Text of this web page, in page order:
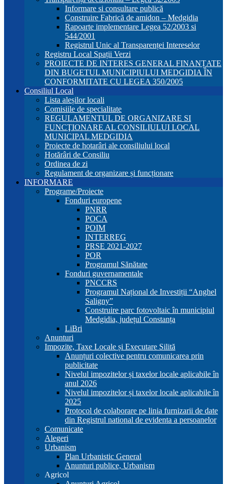
Informare si consultare publică
Construire Fabrică de amidon – Medgidia
Rapoarte implementare Legea 52/2003 si
544/2001
Registrul Unic al Transparenței Intereselor
Registru Local Spații Verzi
PROIECTE DE INTERES GENERAL FINANȚATE
DIN BUGETUL MUNICIPIULUI MEDGIDIA ÎN
CONFORMITATE CU LEGEA 350/2005
Consiliul Local
Lista aleșilor locali
Comisiile de specialitate
REGULAMENTUL DE ORGANIZARE SI
FUNCŢIONARE AL CONSILIULUI LOCAL
MUNICIPAL MEDGIDIA
Proiecte de hotarâri ale consiliului local
Hotărâri de Consiliu
Ordinea de zi
Regulament de organizare și funcționare
INFORMARE
Programe/Proiecte
Fonduri europene
PNRR
POCA
POIM
INTERREG
PRSE 2021-2027
POR
Programul Sănătate
Fonduri guvernamentale
PNCCRS
Programul Național de Investiții “Anghel
Saligny”
Construire parc fotovoltaic în municipiul
Medgidia, județul Constanța
LiBri
Anunturi
Impozite, Taxe Locale și Executare Silită
Anunțuri colective pentru comunicarea prin
publicitate
Nivelul impozitelor și taxelor locale aplicabile în
anul 2026
Nivelul impozitelor și taxelor locale aplicabile în
2025
Protocol de colaborare pe linia furnizarii de date
din Registrul national de evidenta a persoanelor
Comunicate
Alegeri
Urbanism
Plan Urbanistic General
Anunturi publice, Urbanism
Agricol